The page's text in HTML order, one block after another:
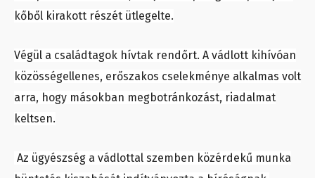
kőből kirakott részét ütlegelte.
Végül a családtagok hívtak rendőrt. A vádlott kihívóan
közösségellenes, erőszakos cselekménye alkalmas volt
arra, hogy másokban megbotránkozást, riadalmat
keltsen.
Az ügyészség a vádlottal szemben közérdekű munka